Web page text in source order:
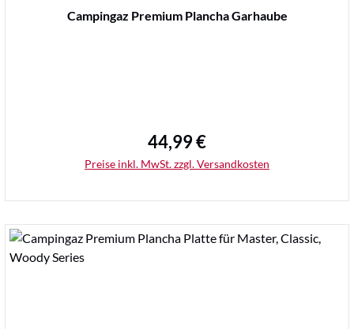
Durchschnittliche Bewertung von 0 von 5 Sternen
Campingaz Premium Plancha Garhaube
Regulärer Preis:
44,99 €
Preise inkl. MwSt. zzgl. Versandkosten